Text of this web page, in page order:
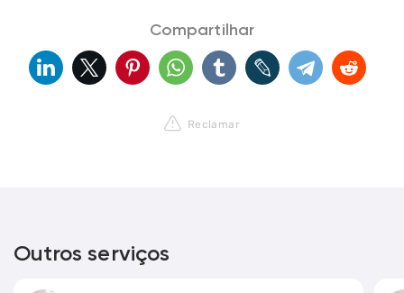
Compartilhar
Reclamar
Outros serviços